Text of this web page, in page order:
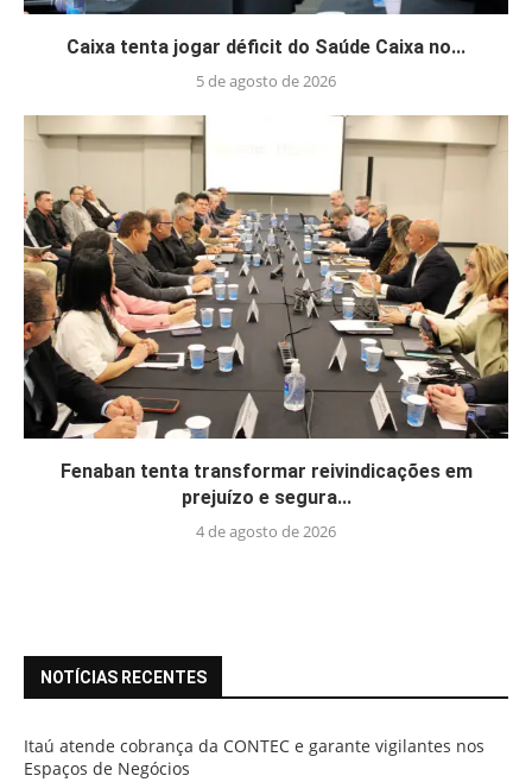
Caixa tenta jogar déficit do Saúde Caixa no...
5 de agosto de 2026
Fenaban tenta transformar reivindicações em
prejuízo e segura...
4 de agosto de 2026
NOTÍCIAS RECENTES
Itaú atende cobrança da CONTEC e garante vigilantes nos
Espaços de Negócios